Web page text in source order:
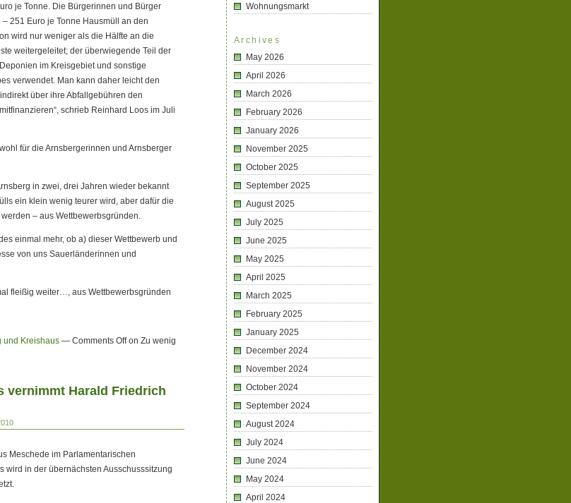
je Tonne. Die Bürgerinnen und Bürger
251 Euro je Tonne Hausmüll an den
wird nur weniger als die Hälfte an die
weitergeleitet; der überwiegende Teil der
im Kreisgebiet und sonstige
verwendet. Man kann daher leicht den
über ihre Abfallgebühren den
schrieb Reinhard Loos im Juli
für die Arnsbergerinnen und Arnsberger
in zwei, drei Jahren wieder bekannt
ein klein wenig teurer wird, aber dafür die
– aus Wettbewerbsgründen.
einmal mehr, ob a) dieser Wettbewerb und
von uns Sauerländerinnen und
fleißig weiter…, aus Wettbewerbsgründen
und Kreishaus — Comments Offon Zu wenig
vernimmt Harald Friedrich
Meschede im Parlamentarischen
wird in der übernächsten Ausschusssitzung
Wohnungsmarkt
Archives
May 2026
April 2026
March 2026
February 2026
January 2026
November 2025
October 2025
September 2025
August 2025
July 2025
June 2025
May 2025
April 2025
March 2025
February 2025
January 2025
December 2024
November 2024
October 2024
September 2024
August 2024
July 2024
June 2024
May 2024
April 2024